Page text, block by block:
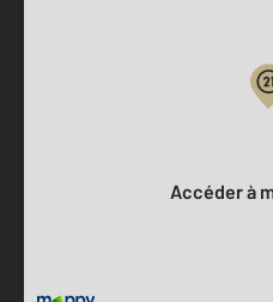
Accéder à